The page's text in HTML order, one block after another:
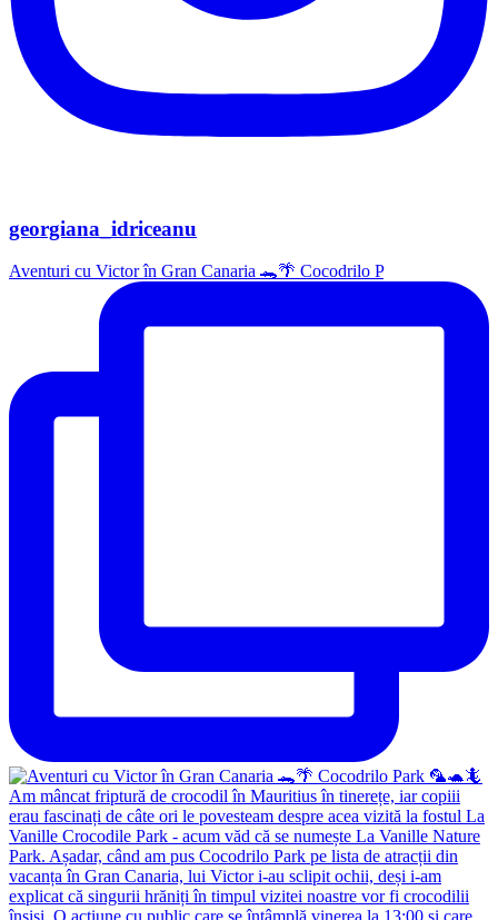
georgiana_idriceanu
Aventuri cu Victor în Gran Canaria 🐊🌴 Cocodrilo P